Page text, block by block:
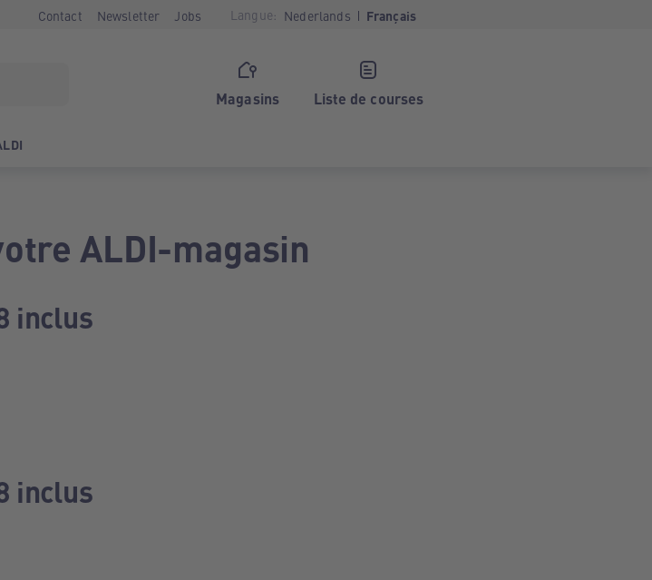
Contact Newsletter Jobs Langue: Nederlands Français
Magasins Liste de courses
ALDI-magasin
inclus
inclus